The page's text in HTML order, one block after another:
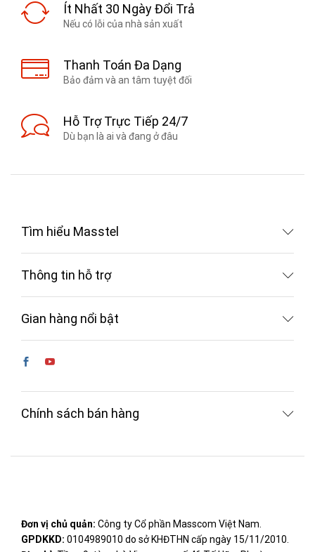
Ít Nhất 30 Ngày Đổi Trả
Nếu có lỗi của nhà sản xuất
Thanh Toán Đa Dạng
Bảo đảm và an tâm tuyệt đối
Hỗ Trợ Trực Tiếp 24/7
Dù bạn là ai và đang ở đâu
Tìm hiểu Masstel
Thông tin hỗ trợ
Gian hàng nổi bật
Chính sách bán hàng
Đơn vị chủ quản: Công ty Cổ phần Masscom Việt Nam.
GPDKKD: 0104989010 do sở KHĐTHN cấp ngày 15/11/2010.